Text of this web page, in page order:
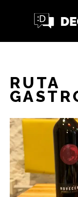
RUTA